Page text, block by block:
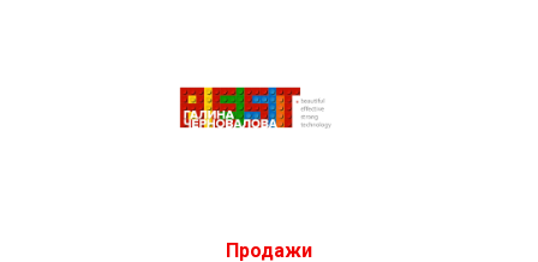
Продажи